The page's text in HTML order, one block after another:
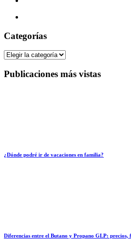
Categorías
Categorías
Publicaciones más vistas
¿Dónde podré ir de vacaciones en familia?
Diferencias entre el Butano y Propano GLP: precios,